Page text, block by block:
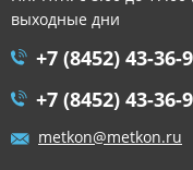
выходные дни
+7 (8452) 43-36-
+7 (8452) 43-36-
metkon@metkon.ru